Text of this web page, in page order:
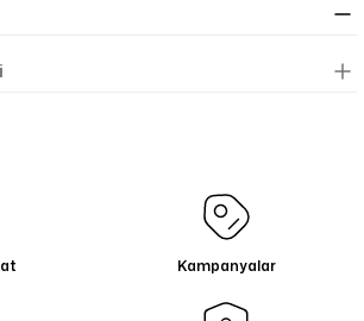
Kampanyalar